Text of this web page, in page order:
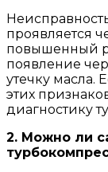
проявляется
повышенный
появление
утечку масла.
этих
диагностику
2. Можно ли